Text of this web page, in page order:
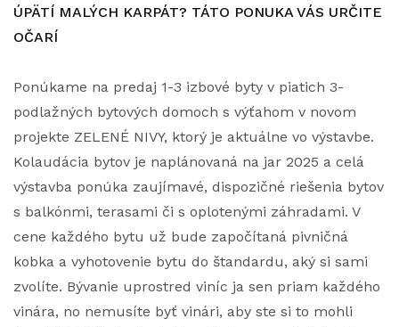
ÚPÄTÍ MALÝCH KARPÁT? TÁTO PONUKA VÁS URČITE
OČARÍ
Ponúkame na predaj 1-3 izbové byty v piatich 3-
podlažných bytových domoch s výťahom v novom
projekte ZELENÉ NIVY, ktorý je aktuálne vo výstavbe.
Kolaudácia bytov je naplánovaná na jar 2025 a celá
výstavba ponúka zaujímavé, dispozičné riešenia bytov
s balkónmi, terasami či s oplotenými záhradami. V
cene každého bytu už bude započítaná pivničná
kobka a vyhotovenie bytu do štandardu, aký si sami
zvolíte. Bývanie uprostred viníc ja sen priam každého
vinára, no nemusíte byť vinári, aby ste si to mohli